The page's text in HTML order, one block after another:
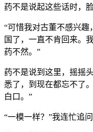
药不是说起这些话时，
“可惜我对古董不感兴
国了，一直不肯回来。
药不然。”
药不是说到这里，摇摇
悉了，到现在都忘不了
白口。”
“一模一样？”我连忙追